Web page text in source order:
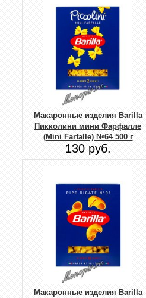
Макаронные изделия Barilla
Пикколини мини Фарфалле
(Mini Farfalle) №64 500 г
130 руб.
Макаронные изделия Barilla